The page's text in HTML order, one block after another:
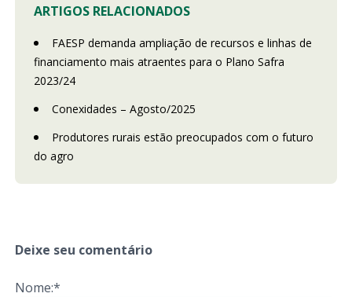
ARTIGOS RELACIONADOS
FAESP demanda ampliação de recursos e linhas de
financiamento mais atraentes para o Plano Safra
2023/24
Conexidades – Agosto/2025
Produtores rurais estão preocupados com o futuro
do agro
Deixe seu comentário
Nome:*